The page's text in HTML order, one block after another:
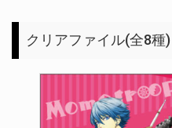
クリアファイル(全8